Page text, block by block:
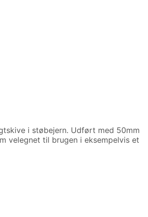
i støbejern. Udført med 50mm
velegnet til brugen i eksempelvis et